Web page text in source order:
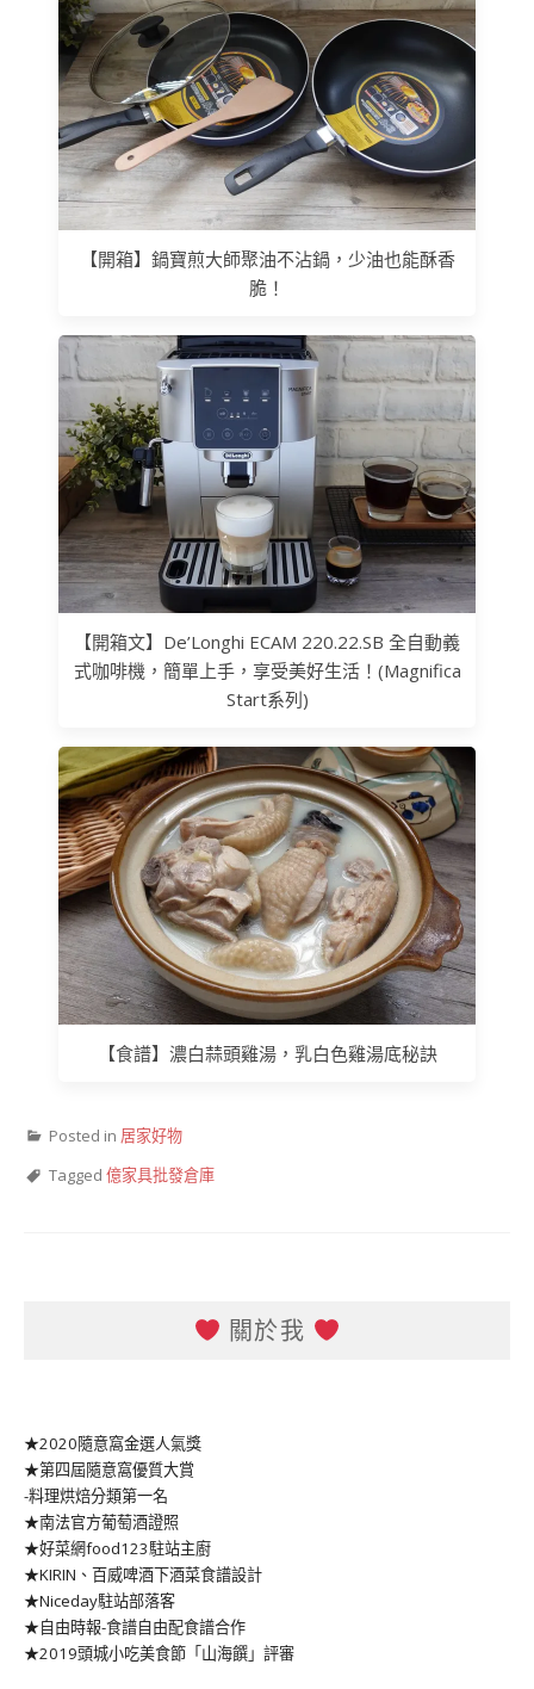
【開箱】鍋寶煎大師聚油不沾鍋，少油也能酥香
脆！
【開箱文】De’Longhi ECAM 220.22.SB 全自動義
式咖啡機，簡單上手，享受美好生活！(Magnifica
Start系列)
【食譜】濃白蒜頭雞湯，乳白色雞湯底秘訣
Posted in 居家好物
Tagged 億家具批發倉庫
關於我
★2020隨意窩金選人氣獎
★第四屆隨意窩優質大賞
-料理烘焙分類第一名
★南法官方葡萄酒證照
★好菜網food123駐站主廚
★KIRIN、百威啤酒下酒菜食譜設計
★Niceday駐站部落客
★自由時報-食譜自由配食譜合作
★2019頭城小吃美食節「山海饌」評審